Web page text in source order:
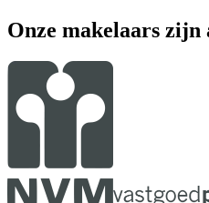
Onze makelaars zijn